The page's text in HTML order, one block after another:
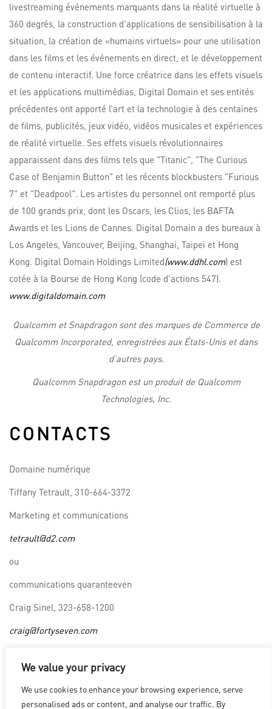
We value your privacy
We use cookies to enhance your browsing experience, serve
personalised ads or content, and analyse our traffic. By
livestreaming événements marquants dans la réalité virtuelle à
360 degrés, la construction d’applications de sensibilisation à la
situation, la création de «humains virtuels» pour une utilisation
dans les films et les événements en direct, et le développement
de contenu interactif. Une force créatrice dans les effets visuels
et les applications multimédias, Digital Domain et ses entités
précédentes ont apporté l’art et la technologie à des centaines
de films, publicités, jeux vidéo, vidéos musicales et expériences
de réalité virtuelle. Ses effets visuels révolutionnaires
apparaissent dans des films tels que "Titanic", "The Curious
Case of Benjamin Button" et les récents blockbusters "Furious
7" et "Deadpool". Les artistes du personnel ont remporté plus
de 100 grands prix, dont les Oscars, les Clios, les BAFTA
Awards et les Lions de Cannes. Digital Domain a des bureaux à
Los Angeles, Vancouver, Beijing, Shanghai, Taipei et Hong
Kong. Digital Domain Holdings Limited(www.ddhl.com) est
cotée à la Bourse de Hong Kong (code d’actions 547).
www.digitaldomain.com
Qualcomm et Snapdragon sont des marques de Commerce de
Qualcomm Incorporated, enregistrées aux États-Unis et dans
d’autres pays.
Qualcomm Snapdragon est un produit de Qualcomm
Technologies, Inc.
CONTACTS
Domaine numérique
Tiffany Tetrault, 310-664-3372
Marketing et communications
tetrault@d2.com
ou
communications quaranteeven
Craig Sinel, 323-658-1200
craig@fortyseven.com